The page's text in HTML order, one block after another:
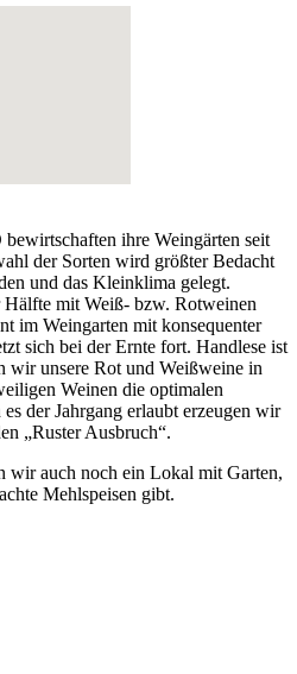
ihre Weingärten seit
der Sorten wird größter Bedacht
und das Kleinklima gelegt.
mit Weiß- bzw. Rotweinen
im Weingarten mit konsequenter
sich bei der Ernte fort. Handlese ist
wir unsere Rot und Weißweine in
Weinen die optimalen
der Jahrgang erlaubt erzeugen wir
„Ruster Ausbruch“.
wir auch noch ein Lokal mit Garten,
Mehlspeisen gibt.